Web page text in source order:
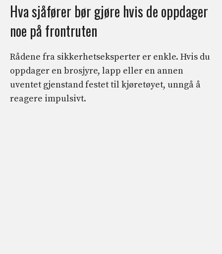
Hva sjåfører bør gjøre hvis de oppdager
noe på frontruten
Rådene fra sikkerhetseksperter er enkle. Hvis du
oppdager en brosjyre, lapp eller en annen
uventet gjenstand festet til kjøretøyet, unngå å
reagere impulsivt.